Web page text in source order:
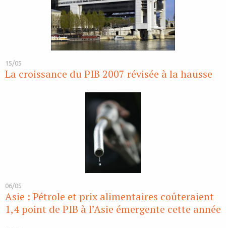
15/05
La croissance du PIB 2007 révisée à la hausse
06/05
Asie : Pétrole et prix alimentaires coûteraient
1,4 point de PIB à l’Asie émergente cette année